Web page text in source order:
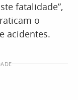
fatalidade”,
o
acidentes.